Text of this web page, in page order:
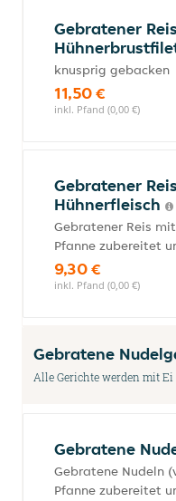
Gebratener
knusprig gebacken
11,50 €
inkl. Pfand (0,00 €)
Gebratener
Hühnerfleisch
Gebratener Reis
Pfanne zubereitet
9,30 €
inkl. Pfand (0,00 €)
Gebratene
Alle Gerichte werden mit Ei
Gebratene
Gebratene Nudeln
Pfanne zubereitet